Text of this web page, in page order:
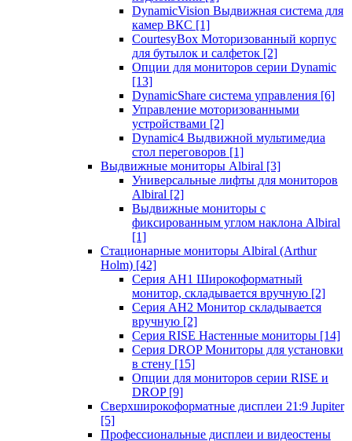
DynamicVision Выдвижная система для
камер ВКС [1]
CourtesyBox Моторизованный корпус
для бутылок и салфеток [2]
Опции для мониторов серии Dynamic
[13]
DynamicShare система управления [6]
Управление моторизованными
устройствами [2]
Dynamic4 Выдвижной мультимедиа
стол переговоров [1]
Выдвижные мониторы Albiral [3]
Универсальные лифты для мониторов
Albiral [2]
Выдвижные мониторы с
фиксированным углом наклона Albiral
[1]
Стационарные мониторы Albiral (Arthur
Holm) [42]
Серия AH1 Широкоформатный
монитор, складывается вручную [2]
Серия AH2 Монитор складывается
вручную [2]
Серия RISE Настенные мониторы [14]
Серия DROP Мониторы для установки
в стену [15]
Опции для мониторов серии RISE и
DROP [9]
Сверхширокоформатные дисплеи 21:9 Jupiter
[5]
Профессиональные дисплеи и видеостены